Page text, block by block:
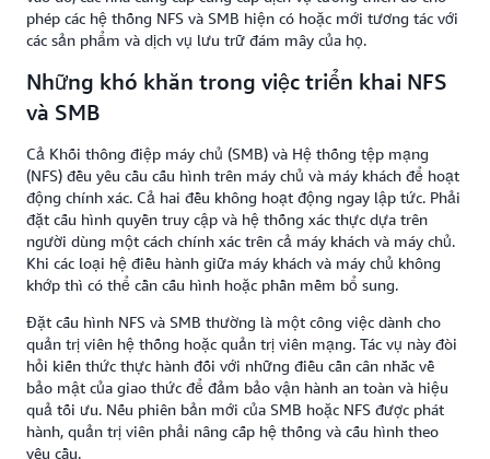
phép các hệ thống NFS và SMB hiện có hoặc mới tương tác với
các sản phẩm và dịch vụ lưu trữ đám mây của họ.
Những khó khăn trong việc triển khai NFS
và SMB
Cả Khối thông điệp máy chủ (SMB) và Hệ thống tệp mạng
(NFS) đều yêu cầu cấu hình trên máy chủ và máy khách để hoạt
động chính xác. Cả hai đều không hoạt động ngay lập tức. Phải
đặt cấu hình quyền truy cập và hệ thống xác thực dựa trên
người dùng một cách chính xác trên cả máy khách và máy chủ.
Khi các loại hệ điều hành giữa máy khách và máy chủ không
khớp thì có thể cần cấu hình hoặc phần mềm bổ sung.
Đặt cấu hình NFS và SMB thường là một công việc dành cho
quản trị viên hệ thống hoặc quản trị viên mạng. Tác vụ này đòi
hỏi kiến thức thực hành đối với những điều cần cân nhắc về
bảo mật của giao thức để đảm bảo vận hành an toàn và hiệu
quả tối ưu. Nếu phiên bản mới của SMB hoặc NFS được phát
hành, quản trị viên phải nâng cấp hệ thống và cấu hình theo
yêu cầu.